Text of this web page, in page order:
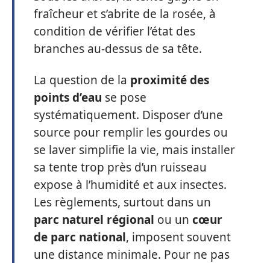
fraîcheur et s’abrite de la rosée, à
condition de vérifier l’état des
branches au-dessus de sa tête.
La question de la proximité des
points d’eau se pose
systématiquement. Disposer d’une
source pour remplir les gourdes ou
se laver simplifie la vie, mais installer
sa tente trop près d’un ruisseau
expose à l’humidité et aux insectes.
Les règlements, surtout dans un
parc naturel régional ou un cœur
de parc national, imposent souvent
une distance minimale. Pour ne pas